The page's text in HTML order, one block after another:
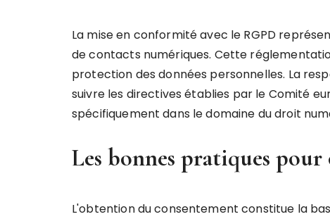
La mise en conformité avec le RGPD
de contacts numériques. Cette
protection des données personnelles. La
suivre les directives établies par le Comité
spécifiquement dans le domaine du droit
Les bonnes pratiques
L'obtention du consentement constitue la